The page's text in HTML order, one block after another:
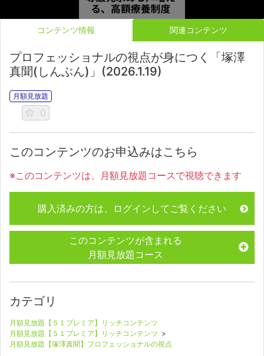
コンテンツ情報 関連コンテンツ
プロフェッショナルの視点が身につく「塚澤
真聞(しんぶん)」(2026.1.19)
月額見放題
0
このコンテンツのお申込みはこちら
※このコンテンツは、月額見放題コースで視聴できます
購入済みの方は、ログインしてご覧ください
このコンテンツが含まれる
月額見放題コース
カテゴリ
月額見放題【５１プレミア】リッチコンテンツ
月額見放題【５１プレミア】リッチコンテンツ >
月額見放題【塚澤真聞】プロフェッショナルの視点